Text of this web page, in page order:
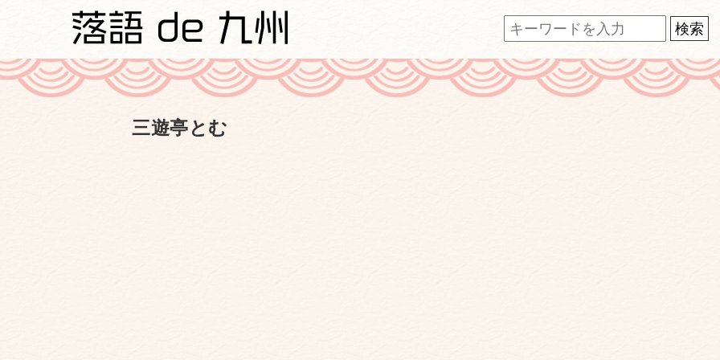
三遊亭とむ